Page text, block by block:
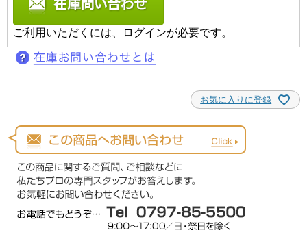
ご利用いただくには、ログインが必要です。
お気に入りに登録